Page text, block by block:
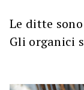
Le ditte
Gli organici